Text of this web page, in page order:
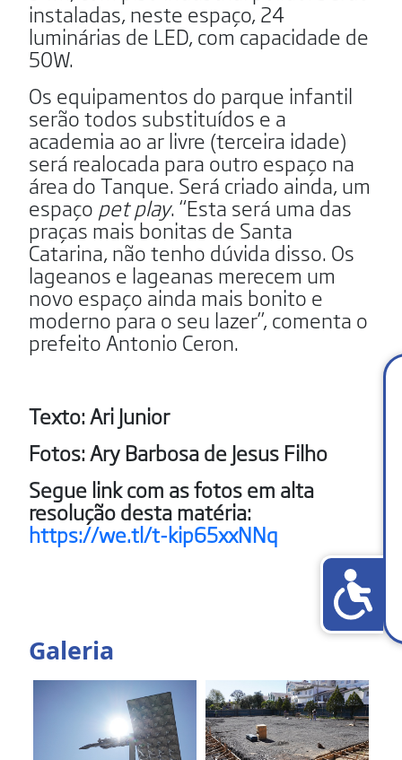
instaladas, neste espaço, 24
luminárias de LED, com capacidade de
50W.
Os equipamentos do parque infantil
serão todos substituídos e a
academia ao ar livre (terceira idade)
será realocada para outro espaço na
área do Tanque. Será criado ainda, um
espaço pet play. “Esta será uma das
praças mais bonitas de Santa
Catarina, não tenho dúvida disso. Os
lageanos e lageanas merecem um
novo espaço ainda mais bonito e
moderno para o seu lazer”, comenta o
prefeito Antonio Ceron.
Texto: Ari Junior
Fotos: Ary Barbosa de Jesus Filho
Segue link com as fotos em alta
resolução desta matéria:
https://we.tl/t-kip65xxNNq
Galeria